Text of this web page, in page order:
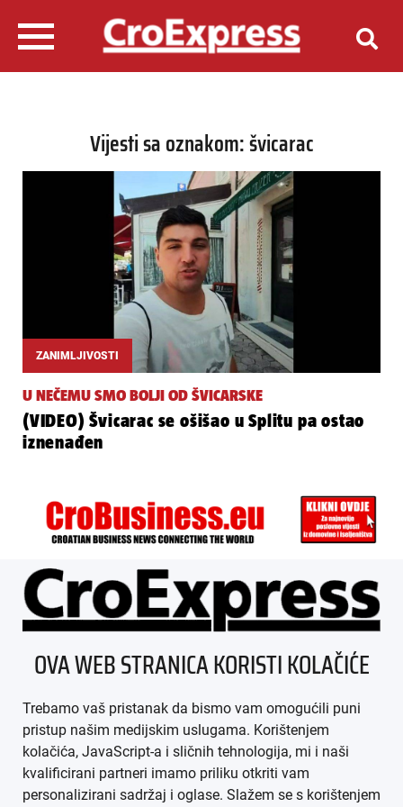
Vijesti sa oznakom: švicarac
ZANIMLJIVOSTI
U NEČEMU SMO BOLJI OD ŠVICARSKE
(VIDEO) Švicarac se ošišao u Splitu pa ostao
iznenađen
ÜBER UNS
IMPRESSUM
AGB
DATENSCHUTZ
OVA WEB STRANICA KORISTI KOLAČIĆE
Trebamo vaš pristanak da bismo vam omogućili puni
pristup našim medijskim uslugama. Korištenjem
kolačića, JavaScript-a i sličnih tehnologija, mi i naši
kvalificirani partneri imamo priliku otkriti vam
personalizirani sadržaj i oglase. Slažem se s korištenjem